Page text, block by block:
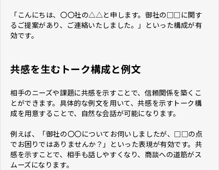
「こんにちは、〇〇社の△△と申します。御社の□□に関す
るご提案があり、ご連絡いたしました。」といった構成が有
効です。
共感を生むトーク構成と例文
相手のニーズや課題に共感を示すことで、信頼関係を築くこ
とができます。具体的な例文を用いて、共感を示すトーク構
成を用意することで、自然な会話が可能になります。
例えば、「御社の〇〇についてお伺いしましたが、□□の点
でお困りではありませんか？」といった表現が有効です。共
感を示すことで、相手も話しやすくなり、商談への道筋がス
ムーズになります。